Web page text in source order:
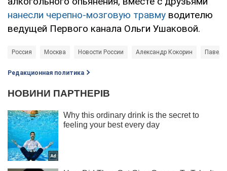
нанесли черепно-мозговую травму водителю
ведущей Первого канала Ольги Ушаковой.
Россия Москва Новости России Александр Кокорин Павел
Редакционная политика